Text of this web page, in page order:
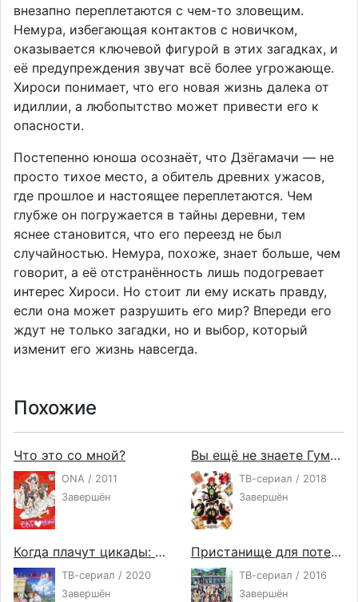
внезапно переплетаются с чем-то зловещим.
Немура, избегающая контактов с новичком,
оказывается ключевой фигурой в этих загадках, и
её предупреждения звучат всё более угрожающе.
Хироси понимает, что его новая жизнь далека от
идиллии, а любопытство может привести его к
опасности.
Постепенно юноша осознаёт, что Дзёгамачи — не
просто тихое место, а обитель древних ужасов,
где прошлое и настоящее переплетаются. Чем
глубже он погружается в тайны деревни, тем
яснее становится, что его переезд не был
случайностью. Немура, похоже, знает больше, чем
говорит, а её отстранённость лишь подогревает
интерес Хироси. Но стоит ли ему искать правду,
если она может разрушить его мир? Впереди его
ждут не только загадки, но и выбор, который
изменит его жизнь навсегда.
Похожие
Что это со мной?
ONA / 2011
Завершён
Вы ещё не знаете Гуммы
ТВ-сериал / 2018
Завершён
Когда плачут цикады: Карма
ТВ-сериал / 2020
Завершён
Пристанище для потерянных
ТВ-сериал / 2016
Завершён